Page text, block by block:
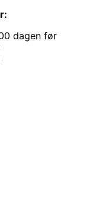
dagen før